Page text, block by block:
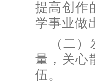
提高创作
学事业做
（二
量，关心
伍。